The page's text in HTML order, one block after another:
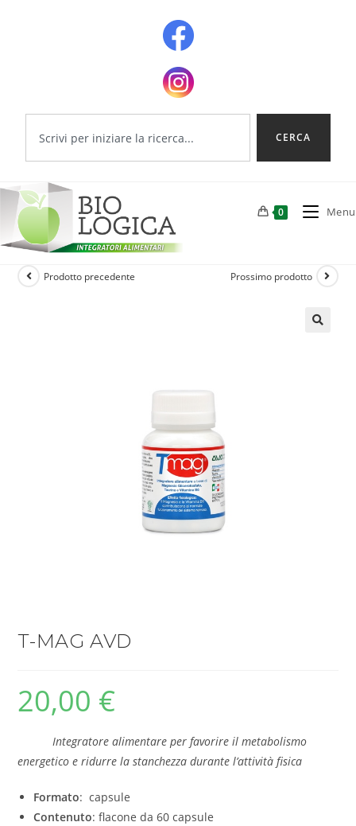
CERCA
0 Menu
Prodotto precedente Prossimo prodotto
T-MAG AVD
20,00 €
Integratore alimentare per favorire il metabolismo
energetico e ridurre la stanchezza durante l’attività fisica
Formato: capsule
Contenuto: flacone da 60 capsule